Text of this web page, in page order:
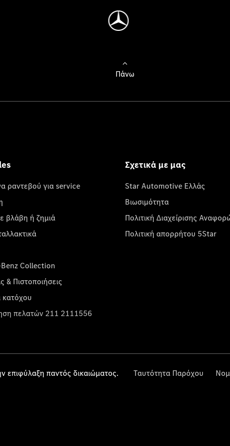
Πάνω
ραντεβού για service
βλάβη ή ζημιά
Collection
& Πιστοποιήσεις
κατόχου
πελατών 211 2111556
Σχετικά με μας
Star Automotive Ελλάς
Βιωσιμότητα
Πολιτική Διαχείρισης
Πολιτική απορρήτου 5Star
παντός δικαιώματος. Ταυτότητα Παρόχου